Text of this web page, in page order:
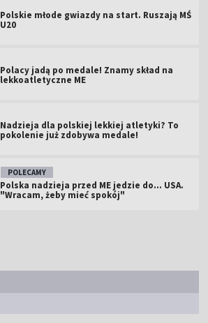
Polskie młode gwiazdy na start. Ruszają MŚ
U20
Polacy jadą po medale! Znamy skład na
lekkoatletyczne ME
Nadzieja dla polskiej lekkiej atletyki? To
pokolenie już zdobywa medale!
POLECAMY
Polska nadzieja przed ME jedzie do... USA.
"Wracam, żeby mieć spokój"